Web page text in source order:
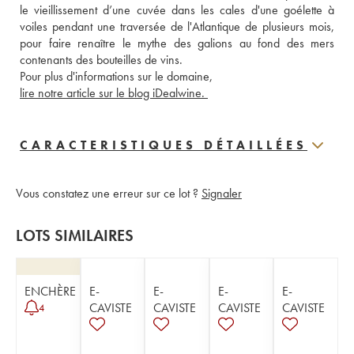
le vieillissement d’une cuvée dans les cales d'une goélette à
voiles pendant une traversée de l'Atlantique de plusieurs mois,
pour faire renaître le mythe des galions au fond des mers
contenants des bouteilles de vins.
Pour plus d'informations sur le domaine,
CARACTERISTIQUES DÉTAILLÉES
Vous constatez une erreur sur ce lot ? Signaler
LOTS SIMILAIRES
ENCHÈRE
4
E-
CAVISTE
E-
CAVISTE
E-
CAVISTE
E-
CAVISTE